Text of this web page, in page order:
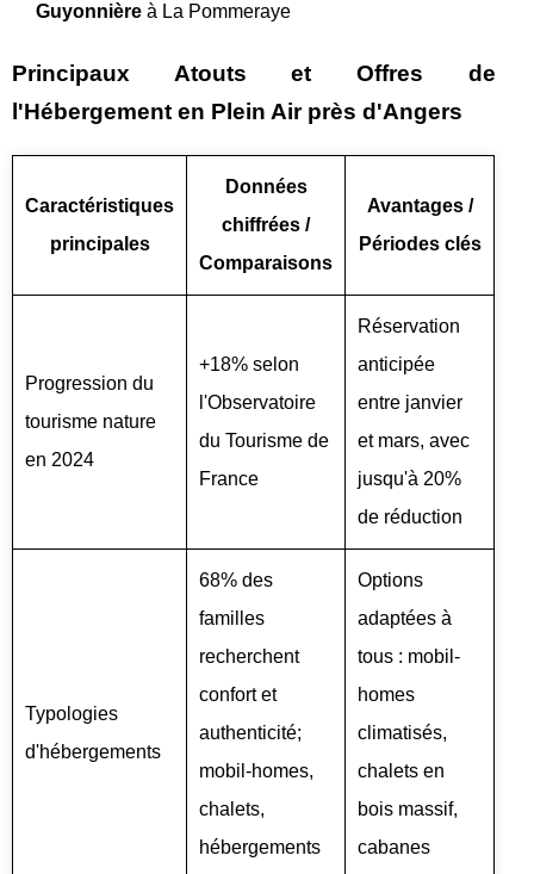
Guyonnière à La Pommeraye
Principaux Atouts et Offres de
l'Hébergement en Plein Air près d'Angers
Caractéristiques
principales
Données
chiffrées /
Comparaisons
Avantages /
Périodes clés
Progression du
tourisme nature
en 2024
+18% selon
l'Observatoire
du Tourisme de
France
Réservation
anticipée
entre janvier
et mars, avec
jusqu'à 20%
de réduction
Typologies
d'hébergements
68% des
familles
recherchent
confort et
authenticité;
mobil-homes,
chalets,
hébergements
Options
adaptées à
tous : mobil-
homes
climatisés,
chalets en
bois massif,
cabanes